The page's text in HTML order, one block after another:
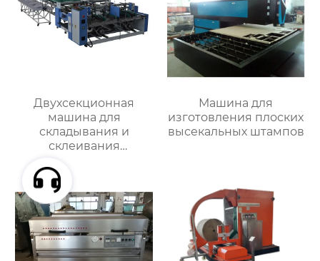
Двухсекционная
машина для
складывания и
склеивания
Машина для
изготовления плоских
высекальных штампов